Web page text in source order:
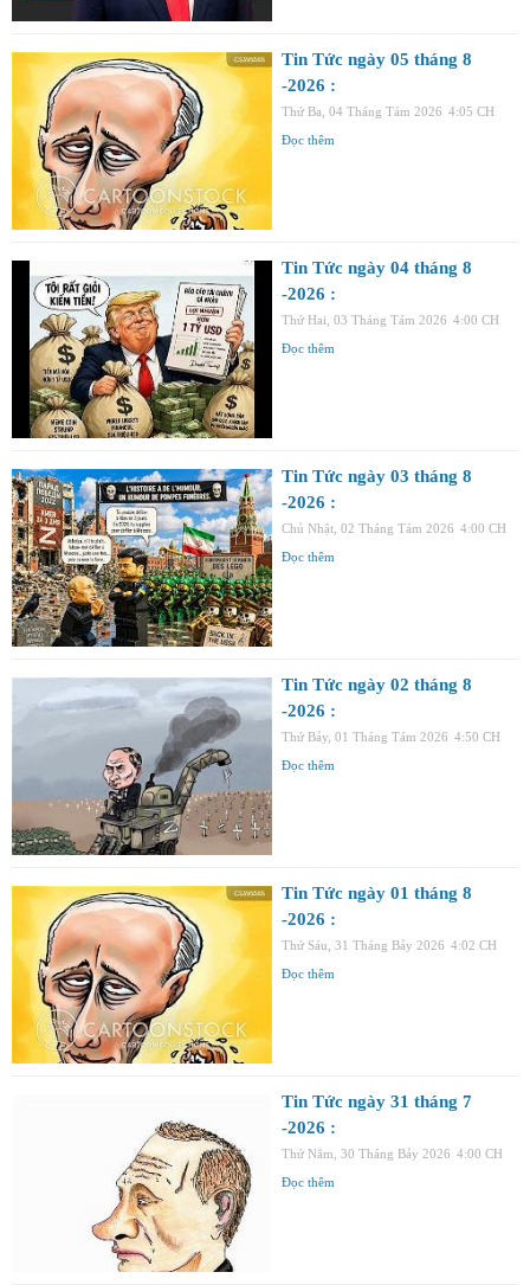
Tin Tức ngày 05 tháng 8
-2026 :
Thứ Ba, 04 Tháng Tám 2026 4:05 CH
Đọc thêm
Tin Tức ngày 04 tháng 8
-2026 :
Thứ Hai, 03 Tháng Tám 2026 4:00 CH
Đọc thêm
Tin Tức ngày 03 tháng 8
-2026 :
Chủ Nhật, 02 Tháng Tám 2026 4:00 CH
Đọc thêm
Tin Tức ngày 02 tháng 8
-2026 :
Thứ Bảy, 01 Tháng Tám 2026 4:50 CH
Đọc thêm
Tin Tức ngày 01 tháng 8
-2026 :
Thứ Sáu, 31 Tháng Bảy 2026 4:02 CH
Đọc thêm
Tin Tức ngày 31 tháng 7
-2026 :
Thứ Năm, 30 Tháng Bảy 2026 4:00 CH
Đọc thêm